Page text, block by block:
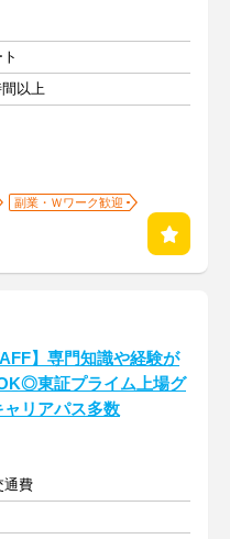
以上
副業・Ｗワーク歓迎
】専門知識や経験が
東証プライム上場グ
ャリアパス多数
通費